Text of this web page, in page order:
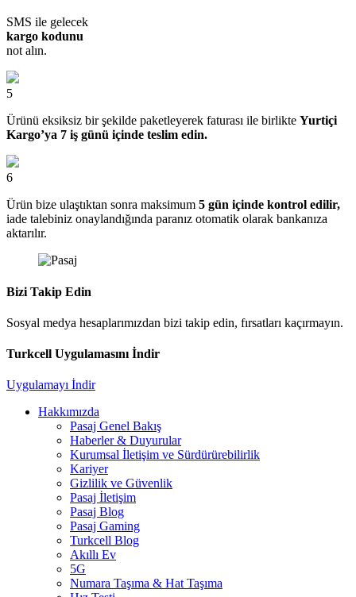
SMS ile gelecek
kargo kodunu
not alın.
5
Ürünü eksiksiz bir şekilde paketleyerek faturası ile birlikte Yurtiçi
Kargo’ya 7 iş günü içinde teslim edin.
6
Ürün bize ulaştıktan sonra maksimum 5 gün içinde kontrol edilir,
iade talebiniz onaylandığında paranız otomatik olarak bankanıza
aktarılır.
Bizi Takip Edin
Sosyal medya hesaplarımızdan bizi takip edin, fırsatları kaçırmayın.
Turkcell Uygulamasını İndir
Uygulamayı İndir
Hakkımızda
Pasaj Genel Bakış
Haberler & Duyurular
Kurumsal İletişim ve Sürdürürebilirlik
Kariyer
Gizlilik ve Güvenlik
Pasaj İletişim
Pasaj Blog
Pasaj Gaming
Turkcell Blog
Akıllı Ev
5G
Numara Taşıma & Hat Taşıma